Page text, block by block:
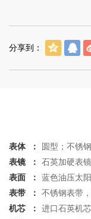
分享到：
表体 ：
圆型；不锈
表镜 ：
石英加硬表镜
表面 ：
蓝色油压太
表带 ：
不锈钢表带
机芯 ：
进口石英机芯